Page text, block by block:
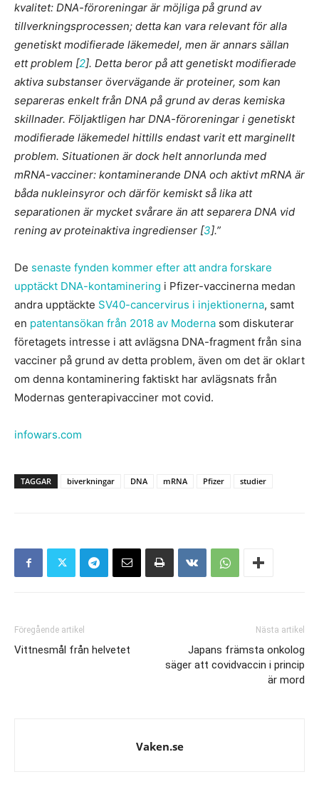
kvalitet: DNA-föroreningar är möjliga på grund av
tillverkningsprocessen; detta kan vara relevant för alla
genetiskt modifierade läkemedel, men är annars sällan
ett problem [2]. Detta beror på att genetiskt modifierade
aktiva substanser övervägande är proteiner, som kan
separeras enkelt från DNA på grund av deras kemiska
skillnader. Följaktligen har DNA-föroreningar i genetiskt
modifierade läkemedel hittills endast varit ett marginellt
problem. Situationen är dock helt annorlunda med
mRNA-vacciner: kontaminerande DNA och aktivt mRNA är
båda nukleinsyror och därför kemiskt så lika att
separationen är mycket svårare än att separera DNA vid
rening av proteinaktiva ingredienser [3].”
De senaste fynden kommer efter att andra forskare
upptäckt DNA-kontaminering i Pfizer-vaccinerna medan
andra upptäckte SV40-cancervirus i injektionerna, samt
en patentansökan från 2018 av Moderna som diskuterar
företagets intresse i att avlägsna DNA-fragment från sina
vacciner på grund av detta problem, även om det är oklart
om denna kontaminering faktiskt har avlägsnats från
Modernas genterapivacciner mot covid.
infowars.com
TAGGAR biverkningar DNA mRNA Pfizer studier
Föregående artikel
Vittnesmål från helvetet
Nästa artikel
Japans främsta onkolog
säger att covidvaccin i princip
är mord
Vaken.se